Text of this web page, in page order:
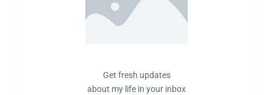
Get fresh updates
about my life in your inbox